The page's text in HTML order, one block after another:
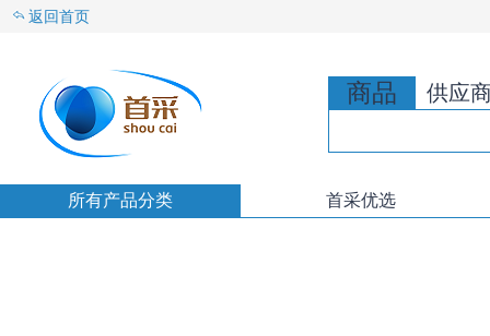
返回首页
商品 供应
所有产品分类 首采优选